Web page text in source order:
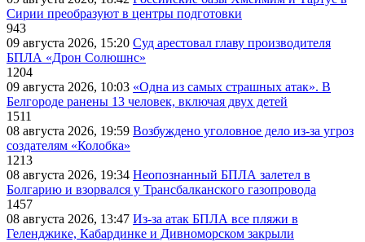
Сирии преобразуют в центры подготовки
943
09 августа 2026, 15:20 Суд арестовал главу производителя
БПЛА «Дрон Солюшнс»
1204
09 августа 2026, 10:03 «Одна из самых страшных атак». В
Белгороде ранены 13 человек, включая двух детей
1511
08 августа 2026, 19:59 Возбуждено уголовное дело из-за угроз
создателям «Колобка»
1213
08 августа 2026, 19:34 Неопознанный БПЛА залетел в
Болгарию и взорвался у Трансбалканского газопровода
1457
08 августа 2026, 13:47 Из-за атак БПЛА все пляжи в
Геленджике, Кабардинке и Дивноморском закрыли